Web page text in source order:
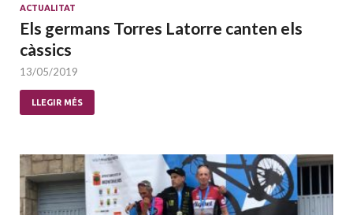
ACTUALITAT
Els germans Torres Latorre canten els
càssics
13/05/2019
LLEGIR MÉS